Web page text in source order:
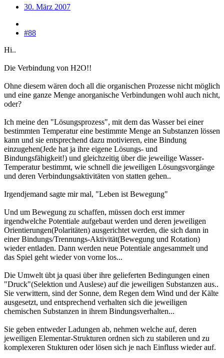
30. März 2007
#88
Hi..
Die Verbindung von H2O!!
Ohne diesem wären doch all die organischen Prozesse nicht möglich
und eine ganze Menge anorganische Verbindungen wohl auch nicht,
oder?
Ich meine den "Lösungsprozess", mit dem das Wasser bei einer
bestimmten Temperatur eine bestimmte Menge an Substanzen lössen
kann und sie entsprechend dazu motivieren, eine Bindung
einzugehen(Jede hat ja ihre eigene Lösungs- und
Bindungsfähigkeit!) und gleichzeitig über die jeweilige Wasser-
Temperatur bestimmt, wie schnell die jeweiligen Lösungsvorgänge
und deren Verbindungsaktivitäten von statten gehen..
Irgendjemand sagte mir mal, "Leben ist Bewegung"
Und um Bewegung zu schaffen, müssen doch erst immer
irgendwelche Potentiale aufgebaut werden und deren jeweiligen
Orientierungen(Polaritäten) ausgerichtet werden, die sich dann in
einer Bindungs/Trennungs-Aktivität(Bewegung und Rotation)
wieder entladen. Dann werden neue Potentiale angesammelt und
das Spiel geht wieder von vorne los...
Die Umwelt übt ja quasi über ihre gelieferten Bedingungen einen
"Druck"(Selektion und Auslese) auf die jeweiligen Substanzen aus..
Sie verwittern, sind der Sonne, dem Regen dem Wind und der Kälte
ausgesetzt, und entsprechend verhalten sich die jeweiligen
chemischen Substanzen in ihrem Bindungsverhalten...
Sie geben entweder Ladungen ab, nehmen welche auf, deren
jeweiligen Elementar-Strukturen ordnen sich zu stabileren und zu
komplexeren Stukturen oder lösen sich je nach Einfluss wieder auf.